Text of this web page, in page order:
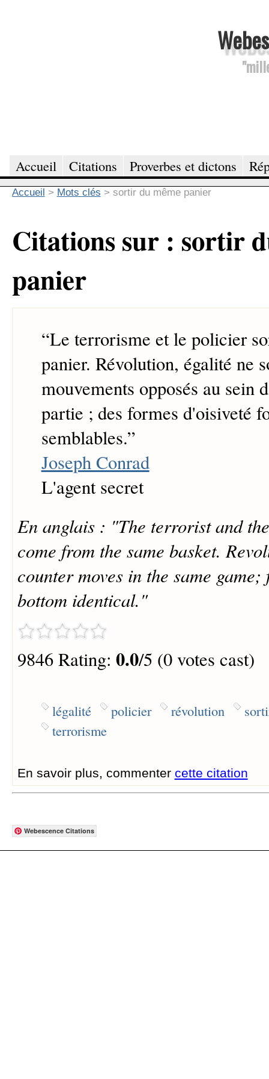
Accueil Citations Proverbes et dictons
Accueil > Mots clés > sortir du même panier
Citations sur : sortir
panier
“Le terrorisme et le policier
panier. Révolution, égalité ne
mouvements opposés au sein
partie ; des formes d'oisiveté
semblables.”
Joseph Conrad
L'agent secret
En anglais : "The terrorist and
come from the same basket.
counter moves in the same
bottom identical."
9846 Rating: 0.0/5 (0 votes cast)
légalité policier révolution
terrorisme
En savoir plus, commenter cette citation
Webescence Citations